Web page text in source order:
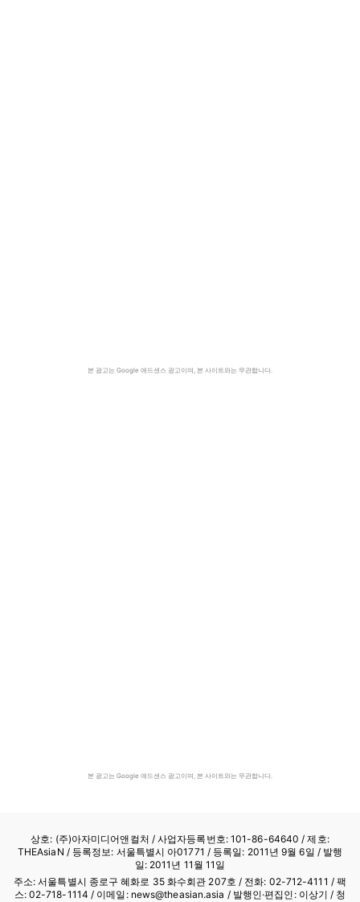
본 광고는 Google 애드센스 광고이며, 본 사이트와는 무관합니다.
본 광고는 Google 애드센스 광고이며, 본 사이트와는 무관합니다.
상호: (주)아자미디어앤컬처 /사업자등록번호: 101-86-64640 / 제호:
THEAsiaN / 등록정보: 서울특별시 아01771 / 등록일: 2011년 9월 6일 / 발행
일: 2011년 11월 11일
주소: 서울특별시 종로구 혜화로 35 화수회관 207호 / 전화: 02-712-4111 / 팩
스: 02-718-1114 / 이메일: news@theasian.asia / 발행인·편집인: 이상기 / 청